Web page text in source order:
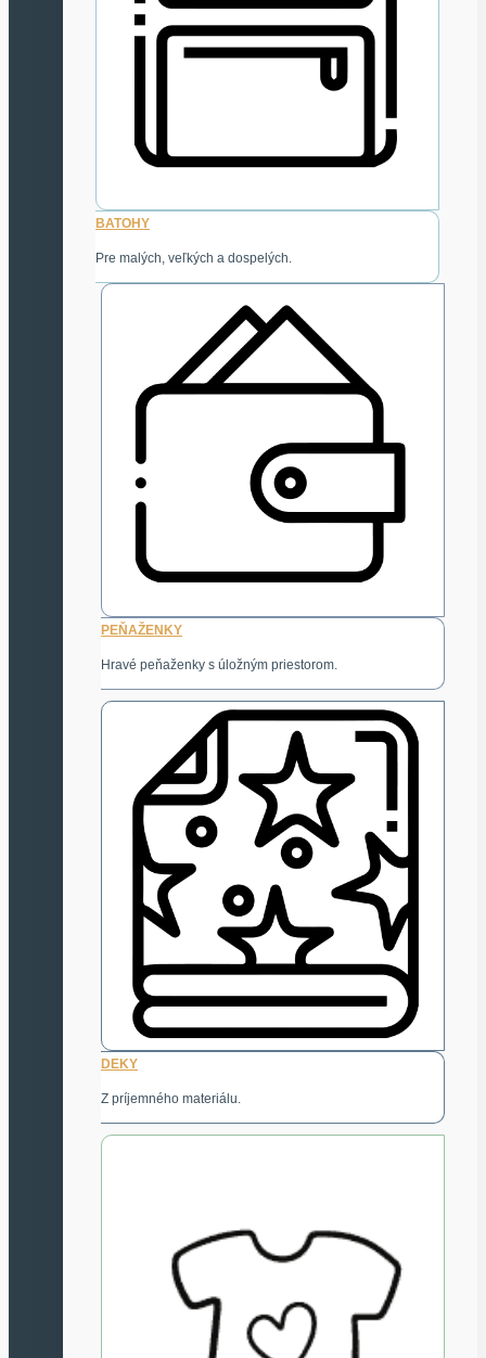
BATOHY
Pre malých, veľkých a dospelých.
PEŇAŽENKY
Hravé peňaženky s úložným priestorom.
DEKY
Z príjemného materiálu.